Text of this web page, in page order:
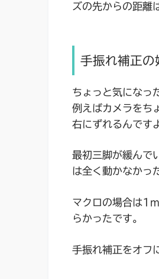
ズの先からの距
手振れ補正の
ちょっと気になっ
例えばカメラをち
右にずれるんです
最初三脚が緩んで
は全く動かなかっ
マクロの場合は
らかったです。
手振れ補正をオフ